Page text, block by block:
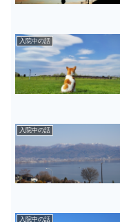
入院中の話
入院中の話
入院中の話